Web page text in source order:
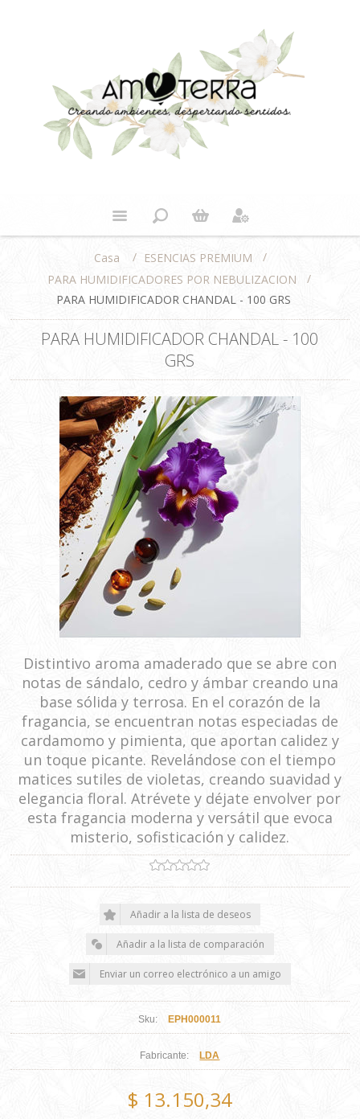
Casa / ESENCIAS PREMIUM
/
PARA HUMIDIFICADORES POR NEBULIZACION
/
PARA HUMIDIFICADOR CHANDAL - 100 GRS
PARA HUMIDIFICADOR CHANDAL - 100
GRS
Distintivo aroma amaderado que se abre con
notas de sándalo, cedro y ámbar creando una
base sólida y terrosa. En el corazón de la
fragancia, se encuentran notas especiadas de
cardamomo y pimienta, que aportan calidez y
un toque picante. Revelándose con el tiempo
matices sutiles de violetas, creando suavidad y
elegancia floral. Atrévete y déjate envolver por
esta fragancia moderna y versátil que evoca
misterio, sofisticación y calidez.
Sku: EPH000011
Fabricante: LDA
$ 13.150,34